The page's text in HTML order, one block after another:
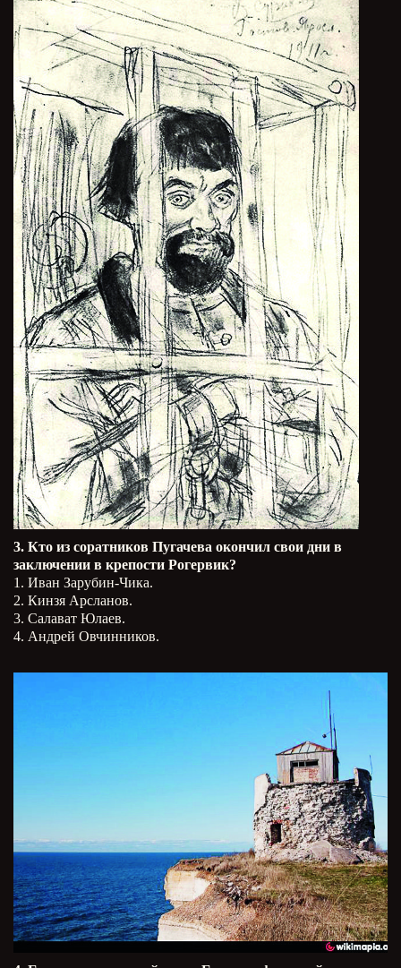
3. Кто из соратников Пугачева окончил свои дни в
заключении в крепости Рогервик?
1. Иван Зарубин-Чика.
2. Кинзя Арсланов.
3. Салават Юлаев.
4. Андрей Овчинников.